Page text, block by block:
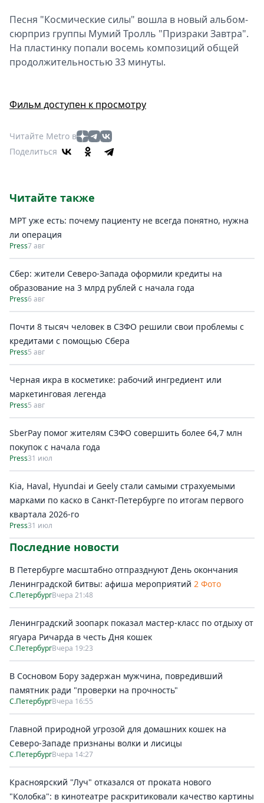
Песня "Космические силы" вошла в новый альбом-
сюрприз группы Мумий Тролль "Призраки Завтра".
На пластинку попали восемь композиций общей
продолжительностью 33 минуты.
Фильм доступен к просмотру
Читайте Metro в
Поделиться
Читайте также
МРТ уже есть: почему пациенту не всегда понятно, нужна
ли операция
Press7 авг
Сбер: жители Северо-Запада оформили кредиты на
образование на 3 млрд рублей с начала года
Press6 авг
Почти 8 тысяч человек в СЗФО решили свои проблемы с
кредитами с помощью Сбера
Press5 авг
Черная икра в косметике: рабочий ингредиент или
маркетинговая легенда
Press5 авг
SberPay помог жителям СЗФО совершить более 64,7 млн
покупок c начала года
Press31 июл
Kia, Haval, Hyundai и Geely стали самыми страхуемыми
марками по каско в Санкт-Петербурге по итогам первого
квартала 2026-го
Press31 июл
Последние новости
В Петербурге масштабно отпразднуют День окончания
Ленинградской битвы: афиша мероприятий 2 Фото
С.ПетербургВчера 21:48
Ленинградский зоопарк показал мастер-класс по отдыху от
ягуара Ричарда в честь Дня кошек
С.ПетербургВчера 19:23
В Сосновом Бору задержан мужчина, повредивший
памятник ради "проверки на прочность"
С.ПетербургВчера 16:55
Главной природной угрозой для домашних кошек на
Северо-Западе признаны волки и лисицы
С.ПетербургВчера 14:27
Красноярский "Луч" отказался от проката нового
"Колобка": в кинотеатре раскритиковали качество картины